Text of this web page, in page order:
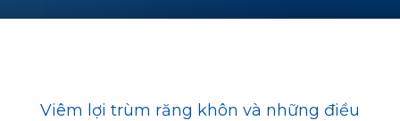
Viêm lợi trùm răng khôn và những điều